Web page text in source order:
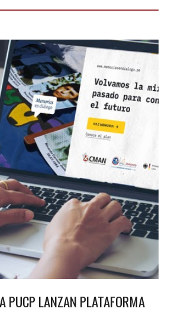
PUCP LANZAN PLATAFORMA